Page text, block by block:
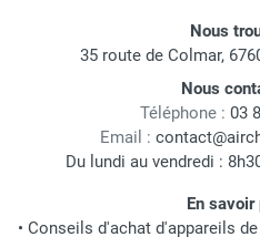
Nous
35 route de Colmar,
Nous
Téléphone : 03
Email :
Du lundi au vendredi :
En savoir
• Conseils d'achat d'appareils